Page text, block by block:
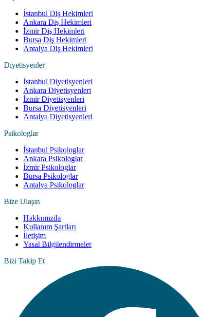
İstanbul Diş Hekimleri
Ankara Diş Hekimleri
İzmir Diş Hekimleri
Bursa Diş Hekimleri
Antalya Diş Hekimleri
Diyetisyenler
İstanbul Diyetisyenleri
Ankara Diyetisyenleri
İzmir Diyetisyenleri
Bursa Diyetisyenleri
Antalya Diyetisyenleri
Psikologlar
İstanbul Psikologlar
Ankara Psikologlar
İzmir Psikologlar
Bursa Psikologlar
Antalya Psikologlar
Bize Ulaşın
Hakkımızda
Kullanım Şartları
İletişim
Yasal Bilgilendirmeler
Bizi Takip Et